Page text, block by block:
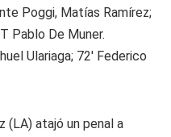
Poggi, Matías Ramírez;
Pablo De Muner.
Ulariaga; 72' Federico
(LA) atajó un penal a